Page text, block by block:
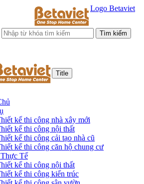
Logo Betaviet
Title
kế thi công nhà xây mới
kế thi công nội thất
kế thi công cải tạo nhà cũ
kế thi công căn hộ chung cư
Tế
kế thi công nội thất
kế thi công kiến trúc